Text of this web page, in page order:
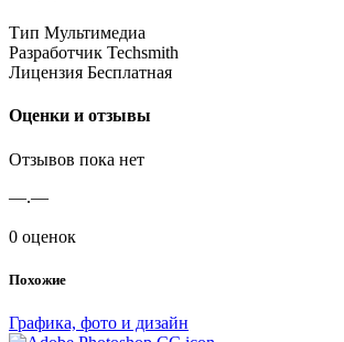
Тип Мультимедиа
Разработчик Techsmith
Лицензия Бесплатная
Оценки и отзывы
Отзывов пока нет
—.—
0 оценок
Похожие
Графика, фото и дизайн